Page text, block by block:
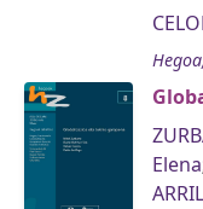
Elena